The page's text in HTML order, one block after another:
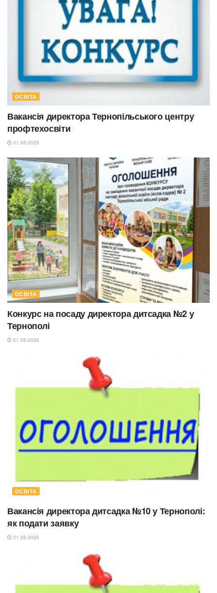
ОСВІТА
Вакансія директора Тернопільського центру
профтехосвіти
01.08.2026
ОСВІТА
Конкурс на посаду директора дитсадка №2 у
Тернополі
01.08.2026
ОСВІТА
Вакансія директора дитсадка №10 у Тернополі:
як подати заявку
01.08.2026